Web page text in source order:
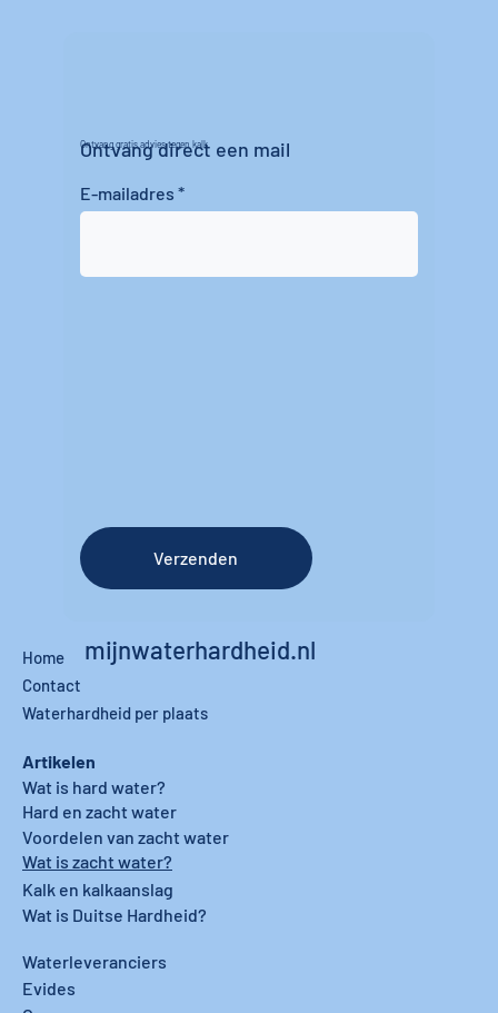
Ontvang gratis advies tegen kalk
Ontvang direct een mail
E-mailadres
Verzenden
mijnwaterhardheid.nl
Home
Contact
Waterhardheid per plaats
Waterleveranciers
Evides
Artikelen
Wat is hard water?
Hard en zacht water
Wat is zacht water?
Voordelen van zacht water
Kalk en kalkaanslag
Wat is Duitse Hardheid?